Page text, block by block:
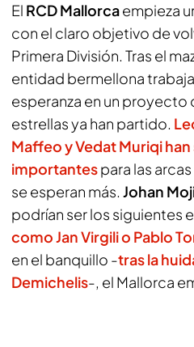
El RCD Mallorcaempieza
con el claro objetivo de
Primera División. Tras el
entidad bermellona
esperanza en un proyecto
estrellas ya han partido.
Maffeo y Vedat Muriqi
importantespara las
se esperan más. Johan
podrían ser los siguientes
como Jan Virgili o Pablo
en el banquillo -tras la
Demichelis-, el Mallorca